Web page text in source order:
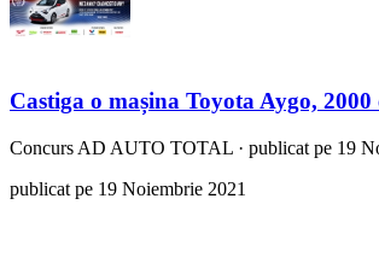
Castiga o mașina Toyota Aygo,
Concurs AD AUTO TOTAL · publicat pe 19
publicat pe 19 Noiembrie 2021